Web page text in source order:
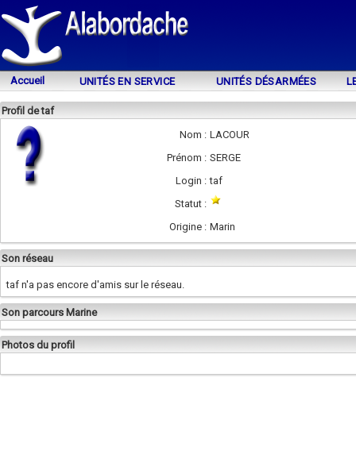
Accueil UNITÉS EN SERVICE UNITÉS DÉSARMÉES
Profil de taf
Nom : LACOUR
Prénom : SERGE
Login : taf
Statut :
Origine : Marin
Son réseau
taf n'a pas encore d'amis sur le réseau.
Son parcours Marine
Photos du profil